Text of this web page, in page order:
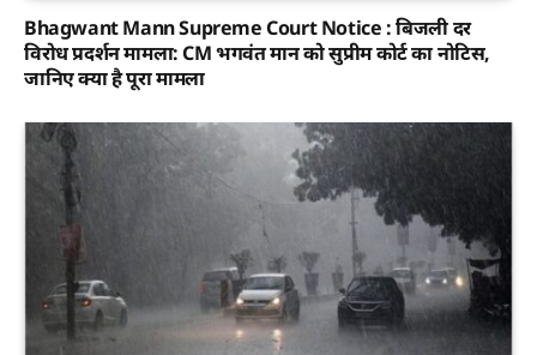
Bhagwant Mann Supreme Court Notice : बिजली दर
विरोध प्रदर्शन मामला: CM भगवंत मान को सुप्रीम कोर्ट का नोटिस,
जानिए क्या है पूरा मामला